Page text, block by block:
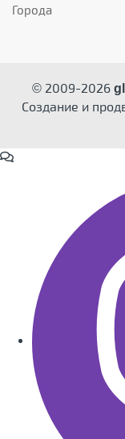
Города
© 2009-2026
Создание и